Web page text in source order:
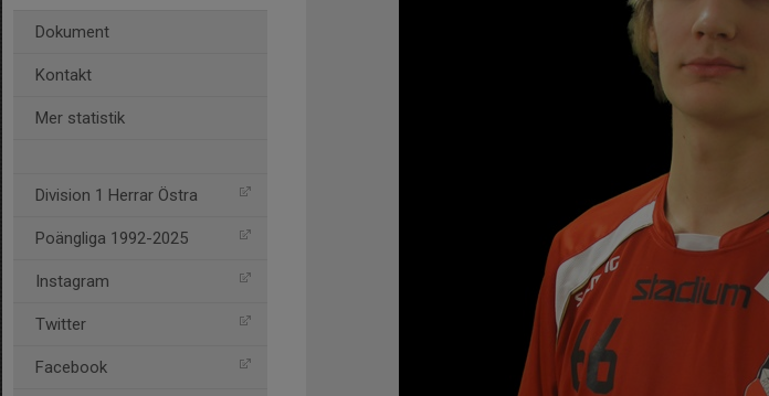
Dokument
Kontakt
Mer statistik
Division 1 Herrar Östra
Poängliga 1992-2025
Instagram
Twitter
Facebook